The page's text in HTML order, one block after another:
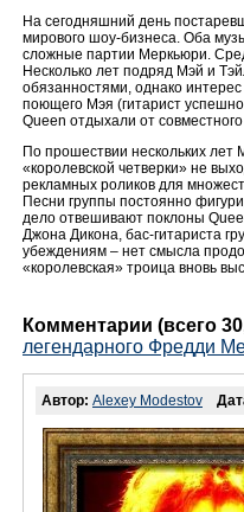
На сегодняшний день
мирового шоу-бизнеса. Оба
сложные партии Меркьюри.
Несколько лет подряд Мэй и
обязанностями, однако
поющего Мэя (гитарист успешно
Queen отдыхали от
По прошествии нескольких лет
«королевской четверки» не
рекламных роликов для
Песни группы постоянно
дело отвешивают поклоны
Джона Дикона, бас-гитариста
убеждениям – нет смысла
«королевская» троица вновь
Комментарии (всего
легендарного Фредди
Автор: Alexey Modestov